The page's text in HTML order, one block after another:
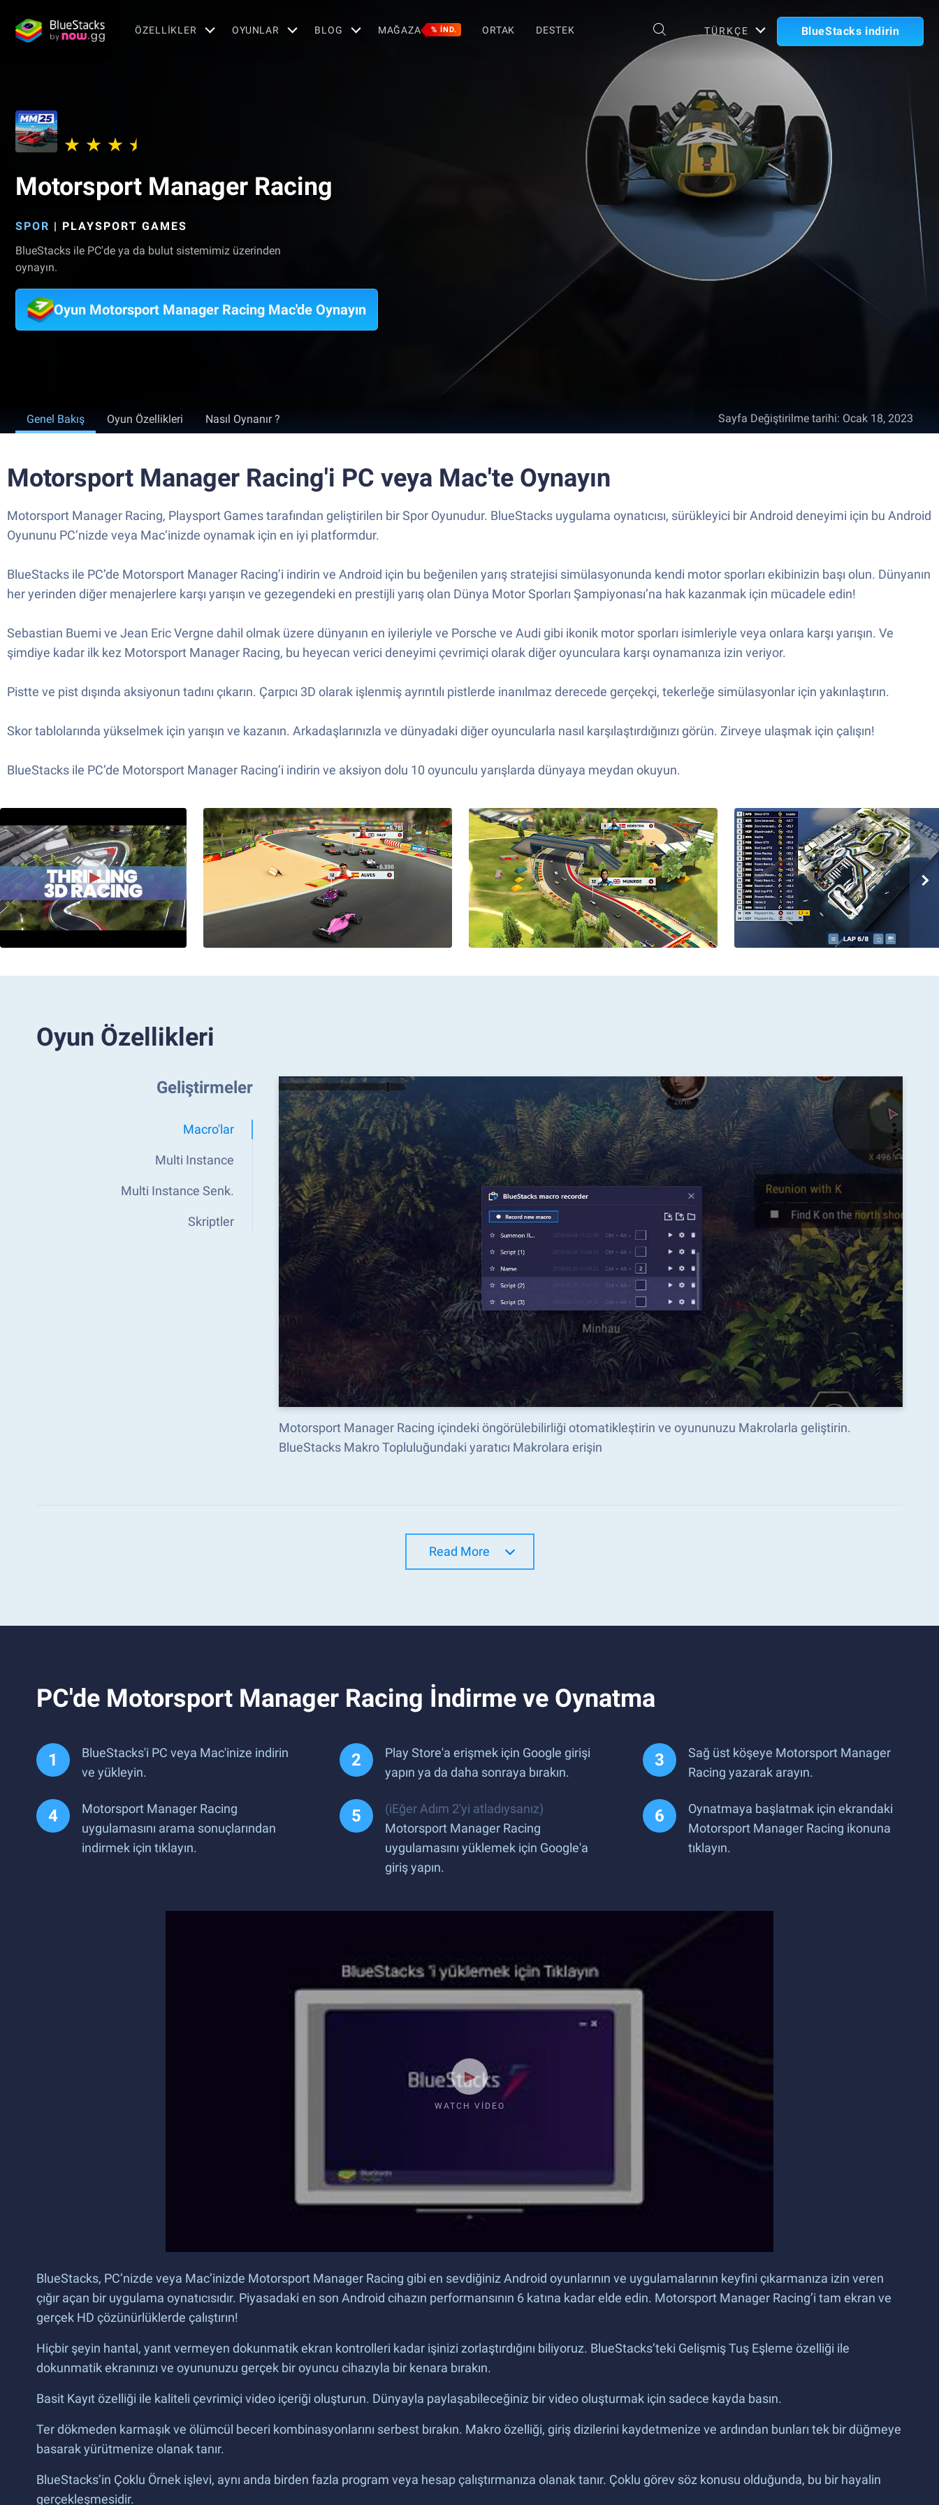
ÖZELLIKLER OYUNLAR BLOG MAĞAZA % IND. ORTAK DESTEK TÜRKÇE BlueStacks indirin
Motorsport Manager Racing
SPOR | PLAYSPORT GAMES
BlueStacks ile PC'de ya da bulut sistemimiz üzerinden
oynayın.
Oyun Motorsport Manager Racing Mac'de Oynayın
Genel Bakış Oyun Özellikleri Nasıl Oynanır ? Sayfa Değiştirilme tarihi: Ocak 18, 2023
Motorsport Manager Racing'i PC veya Mac'te Oynayın
Motorsport Manager Racing, Playsport Games tarafından geliştirilen bir Spor Oyunudur. BlueStacks uygulama oynatıcısı, sürükleyici bir Android deneyimi için bu Android
Oyununu PC’nizde veya Mac’inizde oynamak için en iyi platformdur.
BlueStacks ile PC’de Motorsport Manager Racing’i indirin ve Android için bu beğenilen yarış stratejisi simülasyonunda kendi motor sporları ekibinizin başı olun. Dünyanın
her yerinden diğer menajerlere karşı yarışın ve gezegendeki en prestijli yarış olan Dünya Motor Sporları Şampiyonası’na hak kazanmak için mücadele edin!
Sebastian Buemi ve Jean Eric Vergne dahil olmak üzere dünyanın en iyileriyle ve Porsche ve Audi gibi ikonik motor sporları isimleriyle veya onlara karşı yarışın. Ve
şimdiye kadar ilk kez Motorsport Manager Racing, bu heyecan verici deneyimi çevrimiçi olarak diğer oyunculara karşı oynamanıza izin veriyor.
Pistte ve pist dışında aksiyonun tadını çıkarın. Çarpıcı 3D olarak işlenmiş ayrıntılı pistlerde inanılmaz derecede gerçekçi, tekerleğe simülasyonlar için yakınlaştırın.
Skor tablolarında yükselmek için yarışın ve kazanın. Arkadaşlarınızla ve dünyadaki diğer oyuncularla nasıl karşılaştırdığınızı görün. Zirveye ulaşmak için çalışın!
BlueStacks ile PC’de Motorsport Manager Racing’i indirin ve aksiyon dolu 10 oyunculu yarışlarda dünyaya meydan okuyun.
Oyun Özellikleri
Geliştirmeler
Macro'lar
Multi Instance
Multi Instance Senk.
Skriptler
Motorsport Manager Racing içindeki öngörülebilirliği otomatikleştirin ve oyununuzu Makrolarla geliştirin.
BlueStacks Makro Topluluğundaki yaratıcı Makrolara erişin
Read More
PC'de Motorsport Manager Racing İndirme ve Oynatma
BlueStacks'i PC veya Mac'inize indirin
ve yükleyin.
Play Store'a erişmek için Google girişi
yapın ya da daha sonraya bırakın.
Sağ üst köşeye Motorsport Manager
Racing yazarak arayın.
Motorsport Manager Racing
uygulamasını arama sonuçlarından
indirmek için tıklayın.
(iEğer Adım 2'yi atladıysanız)
Motorsport Manager Racing
uygulamasını yüklemek için Google'a
giriş yapın.
Oynatmaya başlatmak için ekrandaki
Motorsport Manager Racing ikonuna
tıklayın.
WATCH VIDEO
BlueStacks, PC’nizde veya Mac’inizde Motorsport Manager Racing gibi en sevdiğiniz Android oyunlarının ve uygulamalarının keyfini çıkarmanıza izin veren
çığır açan bir uygulama oynatıcısıdır. Piyasadaki en son Android cihazın performansının 6 katına kadar elde edin. Motorsport Manager Racing’i tam ekran ve
gerçek HD çözünürlüklerde çalıştırın!
Hiçbir şeyin hantal, yanıt vermeyen dokunmatik ekran kontrolleri kadar işinizi zorlaştırdığını biliyoruz. BlueStacks’teki Gelişmiş Tuş Eşleme özelliği ile
dokunmatik ekranınızı ve oyununuzu gerçek bir oyuncu cihazıyla bir kenara bırakın.
Basit Kayıt özelliği ile kaliteli çevrimiçi video içeriği oluşturun. Dünyayla paylaşabileceğiniz bir video oluşturmak için sadece kayda basın.
Ter dökmeden karmaşık ve ölümcül beceri kombinasyonlarını serbest bırakın. Makro özelliği, giriş dizilerini kaydetmenize ve ardından bunları tek bir düğmeye
basarak yürütmenize olanak tanır.
BlueStacks’in Çoklu Örnek işlevi, aynı anda birden fazla program veya hesap çalıştırmanıza olanak tanır. Çoklu görev söz konusu olduğunda, bu bir hayalin
gerçekleşmesidir.